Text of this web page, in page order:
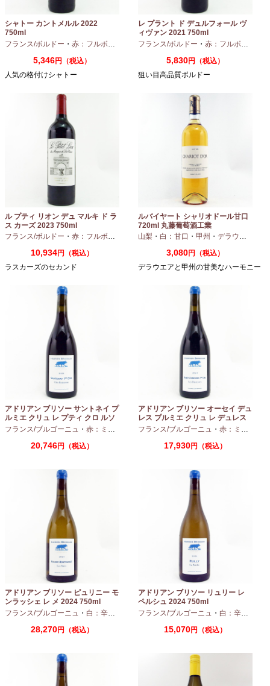
シャトー カントメルル 2022
750ml
フランス/ボルドー ・ 赤：フルボディ カベルネ・カベルネフラン ・プティヴェル
5,346円（税込）
人気の格付けシャトー
レ プラント ド デュルフォール ヴ
ィヴァン 2021 750ml
フランス/ボルドー ・ 赤：フルボディ
5,830円（税込）
狙い目高品質ボルドー
ル プティ リオン デュ マルキ ド ラ
ス カーズ 2023 750ml
フランス/ボルドー ・ 赤：フルボディ
10,934円（税込）
ラスカーズのセカンド
ルバイヤート シャリオドール甘口
720ml 丸藤葡萄酒工業
山梨 ・ 白：甘口 ・ 甲州 ・ デラウエア
3,080円（税込）
デラウエアと甲州の甘美なハーモニー
アドリアン ブリソー サントネイ プ
ルミエ クリュ レ プティ クロ ルソ
ー 2024 750ml
フランス/ブルゴーニュ ・ 赤：ミディアムボディ ・ピノノワール
20,746円（税込）
アドリアン ブリソー オーセイ デュ
レス プルミエ クリュ レ デュレス
2024 750ml
フランス/ブルゴーニュ ・ 赤：ミディアムボディ
17,930円（税込）
アドリアン ブリソー ピュリニー モ
ンラッシェ レ メ 2024 750ml
フランス/ブルゴーニュ ・ 白：辛口 シャルドネ
28,270円（税込）
アドリアン ブリソー リュリー レ
ペルシュ 2024 750ml
フランス/ブルゴーニュ ・ 白：辛口
15,070円（税込）